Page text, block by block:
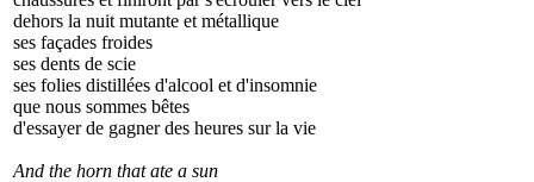
dehors la nuit mutante et métallique
ses façades froides
ses dents de scie
ses folies distillées d'alcool et d'insomnie
que nous sommes bêtes
d'essayer de gagner des heures sur la vie
And the horn that ate a sun